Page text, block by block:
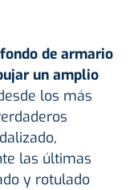
de armario
un amplio
los más
las últimas
y rotulado